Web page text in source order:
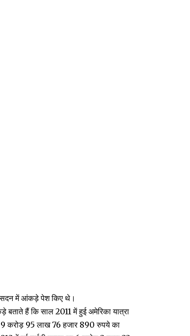
सदन में आंकड़े पेश किए थे।
बताते हैं कि साल 2011 में हुई अमेरिका यात्रा
9 करोड़ 95 लाख 76 हजार 890 रुपये का